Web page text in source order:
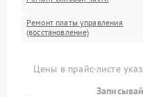
Ремонт платы управления
(восстановление)
Цены в прайс-листе